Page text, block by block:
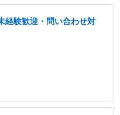
経験歓迎・問い合わせ対